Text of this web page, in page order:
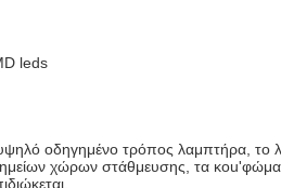
leds
οδηγημένο τρόπος λαμπτήρα,
χώρων στάθμευσης, τα